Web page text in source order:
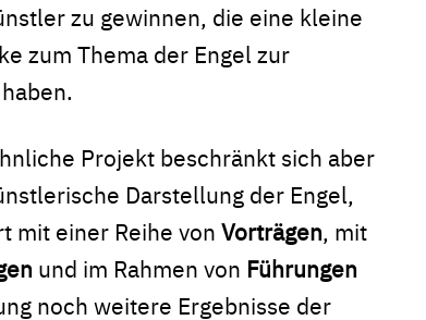
zu gewinnen, die eine kleine
zum Thema der Engel zur
Projekt beschränkt sich aber
Darstellung der Engel,
mit einer Reihe von Vorträgen, mit
und im Rahmen von Führungen
noch weitere Ergebnisse der